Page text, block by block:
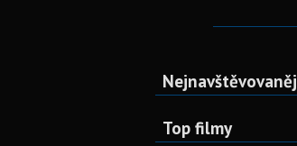
Top filmy